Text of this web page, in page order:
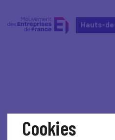
Hauts-
Événements
Cookies